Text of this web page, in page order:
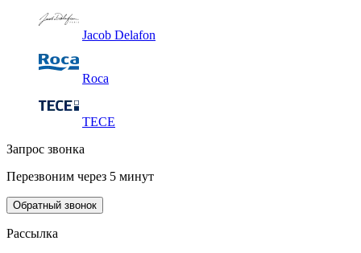
Jacob Delafon
Roca
TECE
Запрос звонка
Перезвоним через 5 минут
Обратный звонок
Рассылка